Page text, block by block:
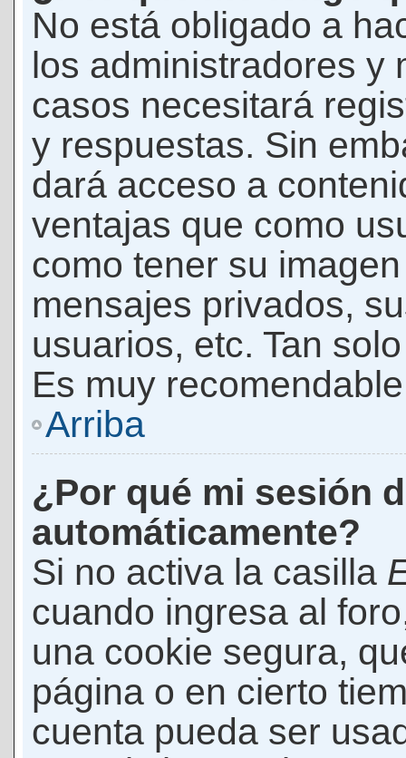
No está obligado a
los administradores y
casos necesitará
y respuestas. Sin
dará acceso a
ventajas que como
como tener su
mensajes privados,
usuarios, etc. Tan
Es muy
Arriba
¿Por qué mi sesión
automáticamente?
Si no activa la casilla
cuando ingresa al
una cookie segura,
página o en cierto
cuenta pueda ser